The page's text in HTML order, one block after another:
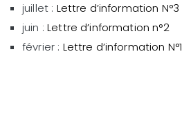
juillet : Lettre d’information N°3
juin :Lettre d’information n°2
février : Lettre d’information N°1